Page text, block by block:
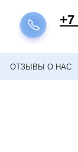
+7
ОТЗЫВЫ О НАС